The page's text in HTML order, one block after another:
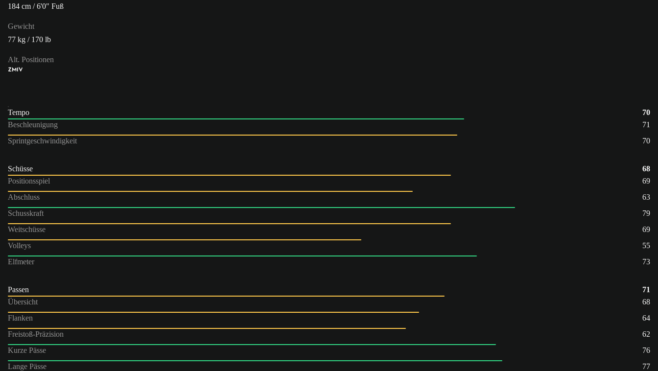
184 cm / 6'0" Fuß
Gewicht
77 kg / 170 lb
Alt. Positionen
ZMIV
Tempo
70
Beschleunigung
71
Sprintgeschwindigkeit
70
Schüsse
68
Positionsspiel
69
Abschluss
63
Schusskraft
79
Weitschüsse
69
Volleys
55
Elfmeter
73
Passen
71
Übersicht
68
Flanken
64
Freistoß-Präzision
62
Kurze Pässe
76
Lange Pässe
77